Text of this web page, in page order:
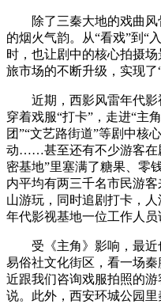
除了三秦大地的戏曲风
的烟火气韵。从“看戏”到“
时，也让剧中的核心拍摄
旅市场的不断升级，实现了
近期，西影风雷年代影
穿着戏服“打卡”，走进“主
团”“文艺路街道”等剧中核
动……甚至还有不少游客在
密基地”里塞满了糖果、零
内平均有两三千名市民游
山游玩，同时追剧打卡，
年代影视基地一位工作人员
受《主角》影响，最近
易俗社文化街区，看一场
近跟我们咨询戏服拍照的
说。此外，西安环城公园